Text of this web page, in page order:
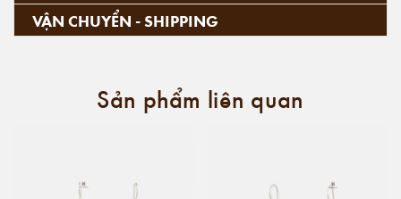
VẬN CHUYỂN - SHIPPING
Sản phẩm liên quan